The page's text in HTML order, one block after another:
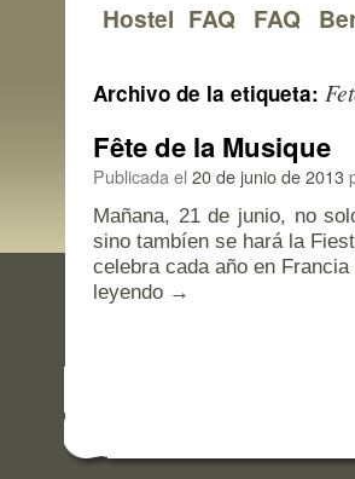
Saltar
contenido
Hostel FAQ FAQ
Archivo de la etiqueta:
Fête de la Musique
Publicada el 20 de junio de 2013
Mañana, 21 de junio, no
sino tambíen se hará la
celebra cada año en
leyendo →